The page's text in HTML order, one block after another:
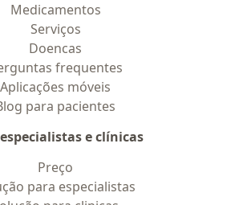
Medicamentos
Serviços
Doencas
frequentes
Aplicações móveis
para pacientes
e clínicas
Preço
para especialistas